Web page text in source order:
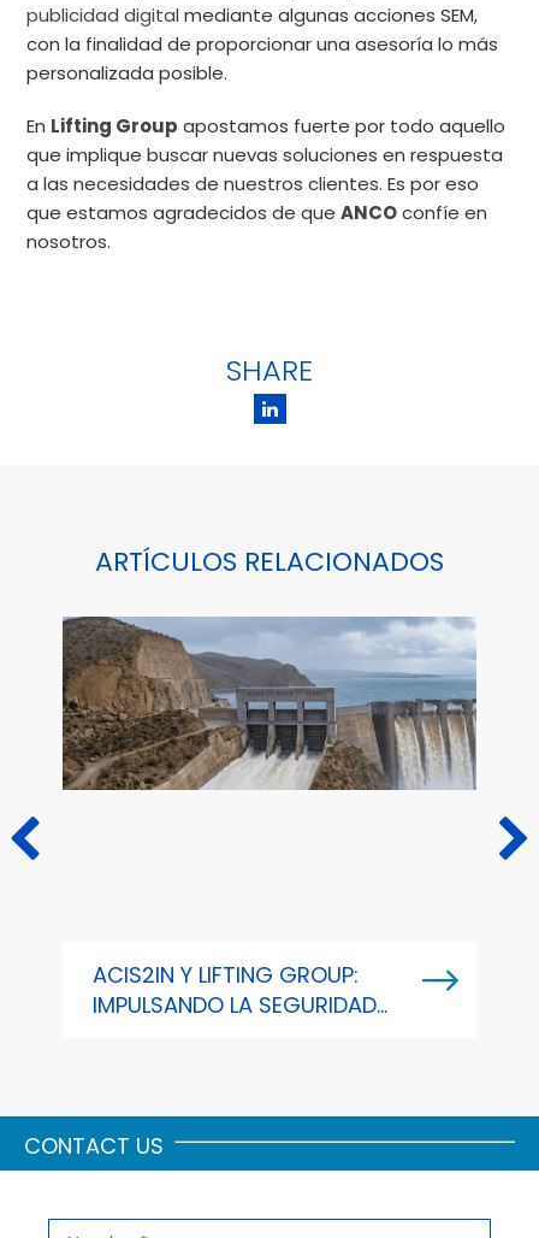
publicidad digital mediante algunas acciones SEM,
con la finalidad de proporcionar una asesoría lo más
personalizada posible.
En Lifting Group apostamos fuerte por todo aquello
que implique buscar nuevas soluciones en respuesta
a las necesidades de nuestros clientes. Es por eso
que estamos agradecidos de queANCO confíe en
nosotros.
SHARE
ARTÍCULOS RELACIONADOS
ACIS2IN Y LIFTING GROUP:
IMPULSANDO LA SEGURIDAD
CONTACT US